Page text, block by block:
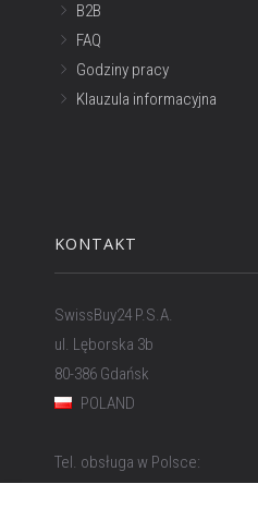
B2B
FAQ
Godziny pracy
Klauzula informacyjna
KONTAKT
SwissBuy24 P.S.A.
ul. Lęborska 3b
80-386 Gdańsk
POLAND
Tel. obsługa w Polsce: